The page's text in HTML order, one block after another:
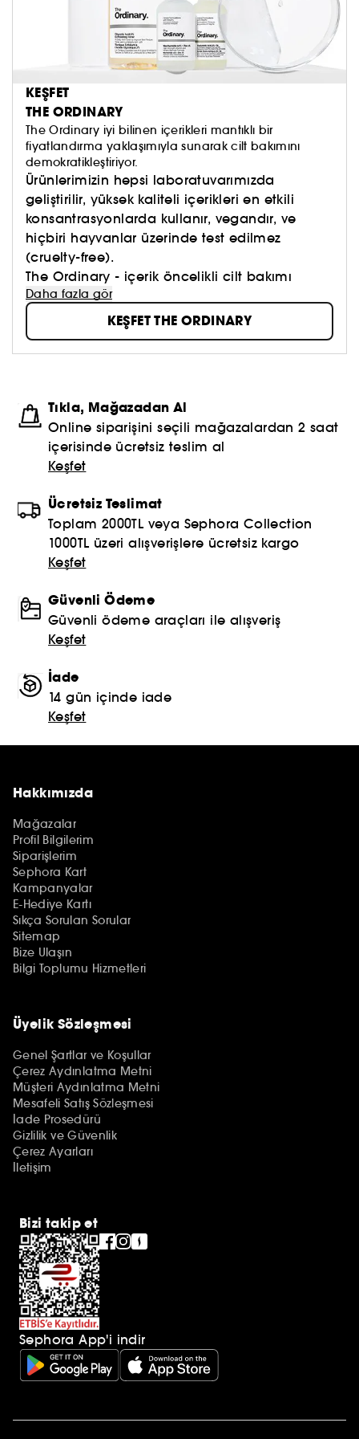
KEŞFET
THE ORDINARY
The Ordinary iyi bilinen içerikleri mantıklı bir
fiyatlandırma yaklaşımıyla sunarak cilt bakımını
demokratikleştiriyor.
Ürünlerimizin hepsi laboratuvarımızda
geliştirilir, yüksek kaliteli içerikleri en etkili
konsantrasyonlarda kullanır, vegandır, ve
hiçbiri hayvanlar üzerinde test edilmez
(cruelty-free).
The Ordinary - içerik öncelikli cilt bakımı
Daha fazla gör
KEŞFET THE ORDINARY
Tıkla, Mağazadan Al
Online siparişini seçili mağazalardan 2 saat
içerisinde ücretsiz teslim al
Keşfet
Ücretsiz Teslimat
Toplam 2000TL veya Sephora Collection
1000TL üzeri alışverişlere ücretsiz kargo
Keşfet
Güvenli Ödeme
Güvenli ödeme araçları ile alışveriş
Keşfet
İade
14 gün içinde iade
Keşfet
Hakkımızda
Mağazalar
Profil Bilgilerim
Siparişlerim
Sephora Kart
Kampanyalar
E-Hediye Kartı
Sıkça Sorulan Sorular
Sitemap
Bize Ulaşın
Bilgi Toplumu Hizmetleri
Üyelik Sözleşmesi
Genel Şartlar ve Koşullar
Çerez Aydınlatma Metni
Müşteri Aydınlatma Metni
Mesafeli Satış Sözleşmesi
İade Prosedürü
Gizlilik ve Güvenlik
Çerez Ayarları
İletişim
Bizi takip et
Sephora App'i indir